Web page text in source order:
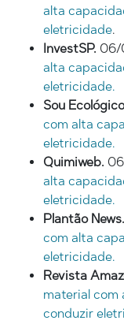
alta
eletricidade.
InvestSP. 06/
alta
eletricidade.
Sou
com alta
eletricidade.
Quimiweb.
alta
eletricidade.
Plantão News.
com alta
eletricidade.
Revista
material com
conduzir